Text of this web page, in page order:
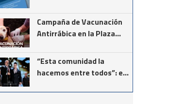
Campaña de Vacunación
Antirrábica en la Plaza
“Esta comunidad la
hacemos entre todos”: el
Ricardo Moccero en la